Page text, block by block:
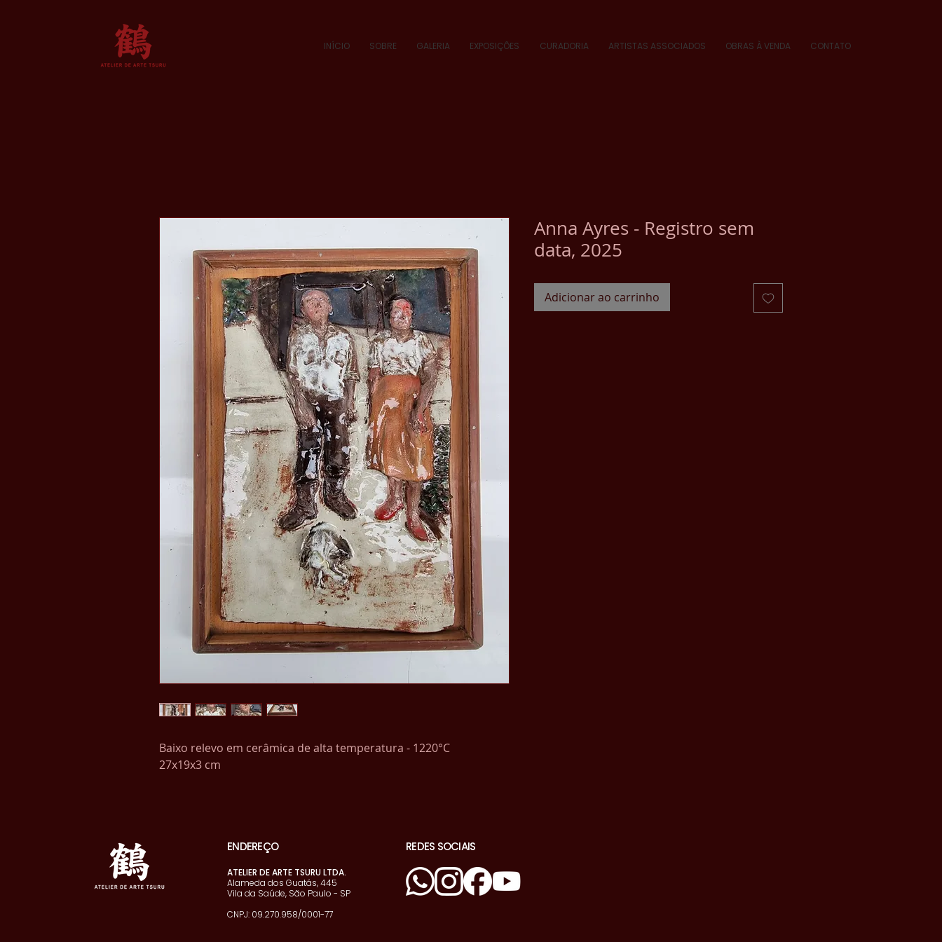
INÍCIO SOBRE GALERIA EXPOSIÇÕES CURADORIA ARTISTAS ASSOCIADOS OBRAS À VENDA CONTATO
Baixo relevo em cerâmica de alta temperatura - 1220°C
27x19x3 cm
Anna Ayres - Registro sem
data, 2025
Adicionar ao carrinho
ENDEREÇO
ATELIER DE ARTE TSURU LTDA.
Alameda dos Guatás, 445
Vila da Saúde, São Paulo - SP
​CNPJ: 09.270.958/0001-77
REDES SOCIAIS